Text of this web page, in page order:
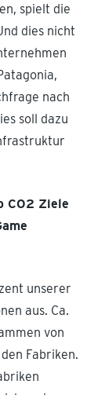
spielt die
dies nicht
nach
soll dazu
CO2 Ziele
unserer
aus. Ca.
von
Fabriken.